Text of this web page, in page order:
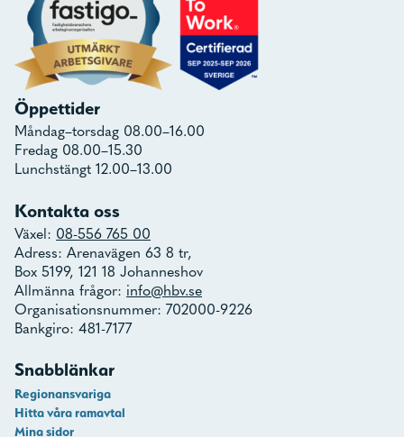
Öppettider
Måndag–torsdag 08.00–16.00
Fredag 08.00–15.30
Lunchstängt 12.00–13.00
Kontakta oss
Växel: 08-556 765 00
Adress: Arenavägen 63 8 tr,
Box 5199, 121 18 Johanneshov
Allmänna frågor: info@hbv.se
Organisationsnummer: 702000-9226
Bankgiro: 481-7177
Snabblänkar
Regionansvariga
Hitta våra ramavtal
Mina sidor